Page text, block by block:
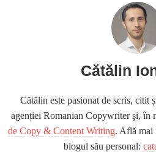
Cătălin
Cătălin este pasionat de scris, citit
agenției Romanian Copywriter şi, în
de Copy & Content Writing. Află mai
blogul său personal: